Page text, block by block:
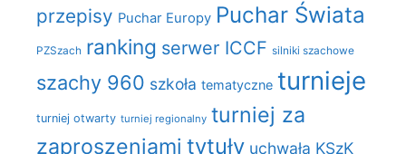
przepisy Puchar Europy Puchar Świata
PZSzach ranking serwer ICCF silniki szachowe
szachy 960 szkoła tematyczne turnieje
turniej otwarty turniej regionalny turniej za
zaproszeniami tytuły uchwała KSzK